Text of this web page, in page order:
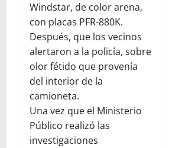
Windstar, de color arena,
con placas PFR-880K.
Después, que los vecinos
alertaron a la policía, sobre
olor fétido que provenía
del interior de la
camioneta.
Una vez que el Ministerio
Público realizó las
investigaciones